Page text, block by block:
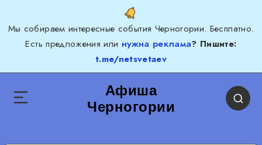
Мы собираем интересные события Черногории. Бесплатно.
Есть предложения или нужна реклама? Пишите:
t.me/netsvetaev
Афиша
Черногории